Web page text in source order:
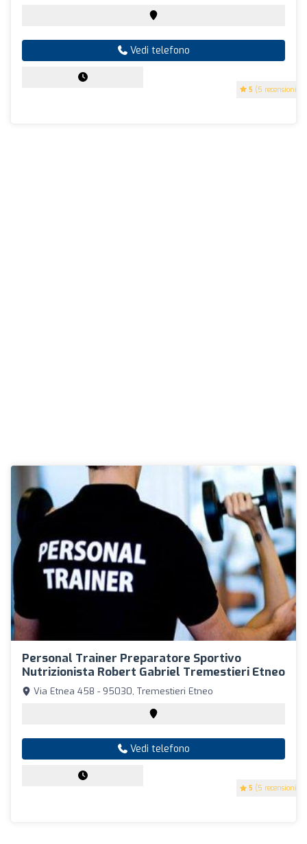
5 (5 recensioni)
Vedi telefono
Personal Trainer Preparatore Sportivo
Nutrizionista Robert Gabriel Tremestieri Etneo
5 (5 recensioni)
Via Etnea 458 - 95030, Tremestieri Etneo
Vedi telefono